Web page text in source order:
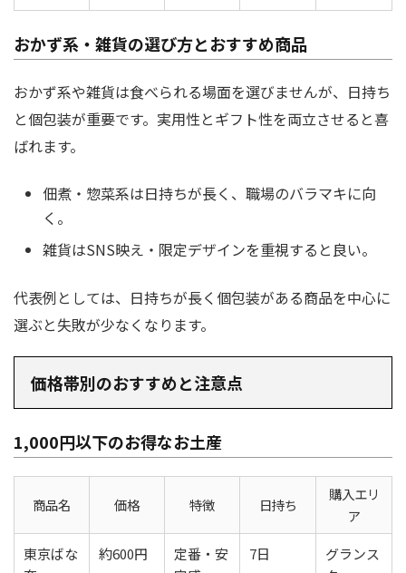
おかず系・雑貨の選び方とおすすめ商品
おかず系や雑貨は食べられる場面を選びませんが、日持ち
と個包装が重要です。実用性とギフト性を両立させると喜
ばれます。
佃煮・惣菜系は日持ちが長く、職場のバラマキに向
く。
雑貨はSNS映え・限定デザインを重視すると良い。
代表例としては、日持ちが長く個包装がある商品を中心に
選ぶと失敗が少なくなります。
価格帯別のおすすめと注意点
1,000円以下のお得なお土産
商品名 価格 特徴 日持ち
購入エリ
ア
東京ばな
約600円
定番・安
7日
グランス